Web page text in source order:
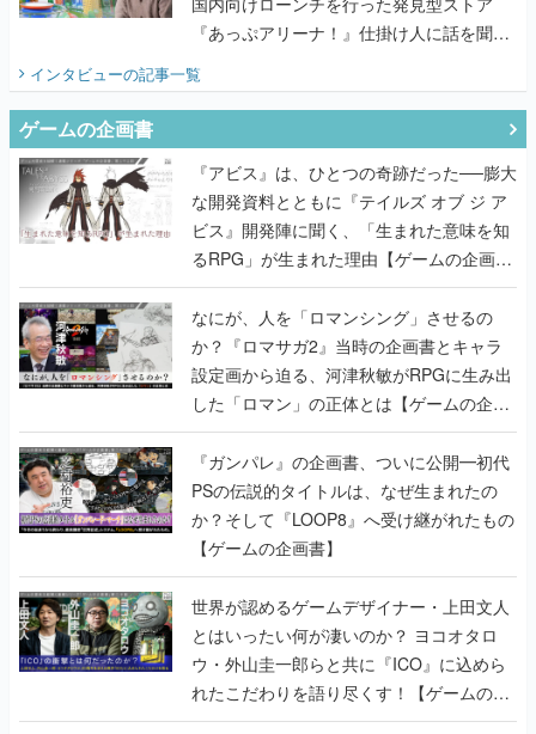
『あっぷアリーナ！』仕掛け人に話を聞い
インタビューの記事一覧
ゲームの企画書
『アビス』は、ひとつの奇跡だった──膨大
な開発資料とともに『テイルズ オブ ジ ア
ビス』開発陣に聞く、「生まれた意味を知
るRPG」が生まれた理由【ゲームの企画
書】
なにが、人を「ロマンシング」させるの
か？『ロマサガ2』当時の企画書とキャラ
設定画から迫る、河津秋敏がRPGに生み出
した「ロマン」の正体とは【ゲームの企画
書】
『ガンパレ』の企画書、ついに公開━初代
PSの伝説的タイトルは、なぜ生まれたの
か？そして『LOOP8』へ受け継がれたもの
【ゲームの企画書】
世界が認めるゲームデザイナー・上田文人
とはいったい何が凄いのか？ ヨコオタロ
ウ・外山圭一郎らと共に『ICO』に込めら
れたこだわりを語り尽くす！【ゲームの企
画書】